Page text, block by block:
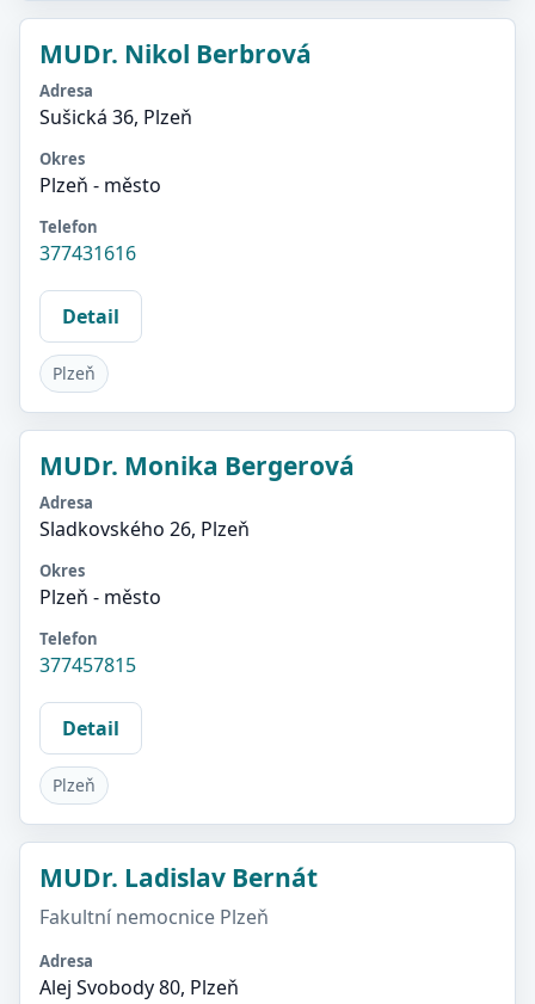
MUDr. Nikol Berbrová
Adresa
Sušická 36, Plzeň
Okres
Plzeň - město
Telefon
377431616
Detail
Plzeň
MUDr. Monika Bergerová
Adresa
Sladkovského 26, Plzeň
Okres
Plzeň - město
Telefon
377457815
Detail
Plzeň
MUDr. Ladislav Bernát
Fakultní nemocnice Plzeň
Adresa
Alej Svobody 80, Plzeň